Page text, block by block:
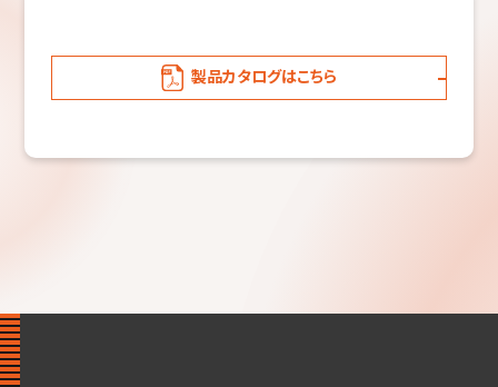
製品カタログはこちら